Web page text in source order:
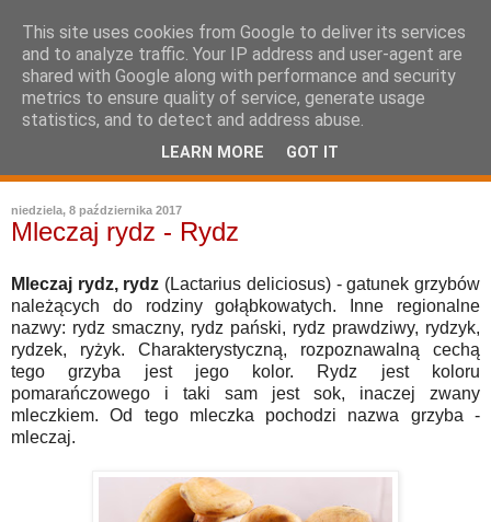
leksykon sztuki kulinarnej
niedziela, 8 października 2017
Mleczaj rydz - Rydz
Mleczaj rydz, rydz (Lactarius deliciosus) - gatunek grzybów
należących do rodziny gołąbkowatych. Inne regionalne
nazwy: rydz smaczny, rydz pański, rydz prawdziwy, rydzyk,
rydzek, ryżyk. Charakterystyczną, rozpoznawalną cechą
tego grzyba jest jego kolor. Rydz jest koloru
pomarańczowego i taki sam jest sok, inaczej zwany
mleczkiem. Od tego mleczka pochodzi nazwa grzyba -
mleczaj.
This site uses cookies from Google to deliver its services
and to analyze traffic. Your IP address and user-agent are
shared with Google along with performance and security
metrics to ensure quality of service, generate usage
statistics, and to detect and address abuse.
LEARN MORE GOT IT